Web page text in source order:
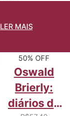
LER MAIS
50% OFF
Oswald
Brierly:
diários de